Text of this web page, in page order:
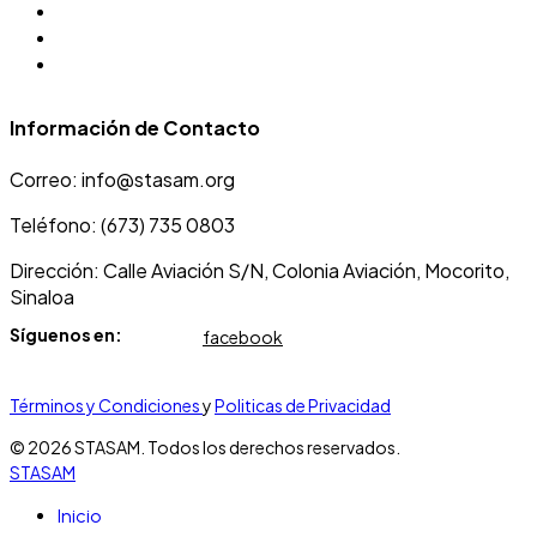
Información de Contacto
Correo: info@stasam.org
Teléfono: (673) 735 0803
Dirección: Calle Aviación S/N, Colonia Aviación, Mocorito,
Sinaloa
Síguenos en: facebook
Términos y CondicionesyPoliticas de Privacidad
© 2026 STASAM. Todos los derechos reservados.
STASAM
Inicio